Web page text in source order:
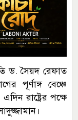
ড. সৈয়দ রেফাত
পূর্ণাঙ্গ বেঞ্চে
রাষ্ট্রের পক্ষে